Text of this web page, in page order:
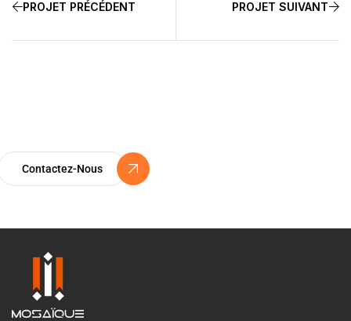
PROJET PRÉCÉDENT PROJET SUIVANT
Contactez-Nous